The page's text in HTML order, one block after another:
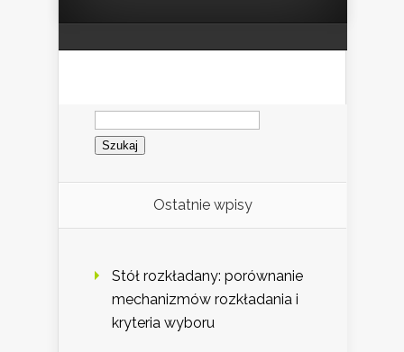
Szukaj:
Ostatnie wpisy
Stół rozkładany: porównanie
mechanizmów rozkładania i
kryteria wyboru